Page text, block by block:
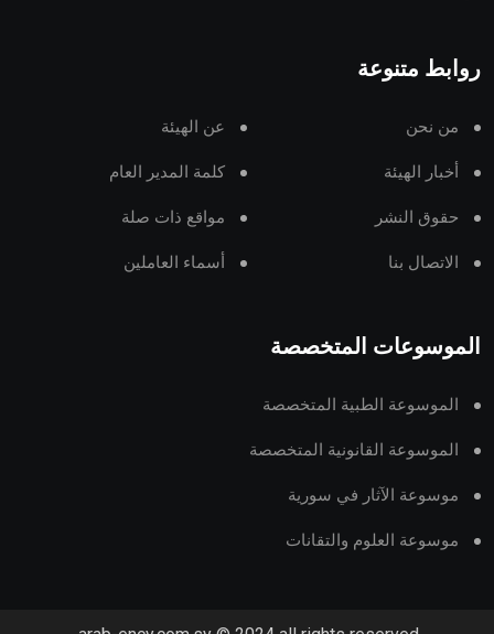
روابط متنوعة
من نحن عن الهيئة
أخبار الهيئة كلمة المدير العام
حقوق النشر مواقع ذات صلة
الاتصال بنا أسماء العاملين
الموسوعات المتخصصة
الموسوعة الطبية المتخصصة
الموسوعة القانونية المتخصصة
موسوعة الآثار في سورية
موسوعة العلوم والتقانات